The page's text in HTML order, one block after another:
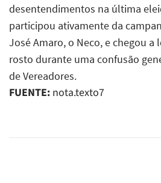
desentendimentos na última
participou ativamente da
José Amaro, o Neco, e chegou a
rosto durante uma confusão
de Vereadores.
FUENTE: nota.texto7